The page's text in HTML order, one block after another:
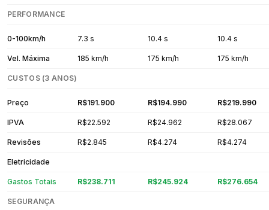
PERFORMANCE
0-100km/h 7.3 s 10.4 s 10.4 s
Vel. Máxima 185 km/h 175 km/h 175 km/h
CUSTOS (3 ANOS)
Preço R$191.900 R$194.990 R$219.990
IPVA R$22.592 R$24.962 R$28.067
Revisões R$2.845 R$4.274 R$4.274
Eletricidade
Gastos Totais R$238.711 R$245.924 R$276.654
SEGURANÇA